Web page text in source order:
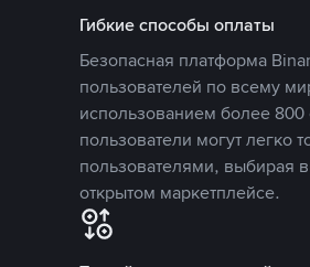
Гибкие способы оплаты
Безопасная платформа
пользователей по всему
использованием более
пользователи могут легко
пользователями, выбирая
открытом маркетплейсе.